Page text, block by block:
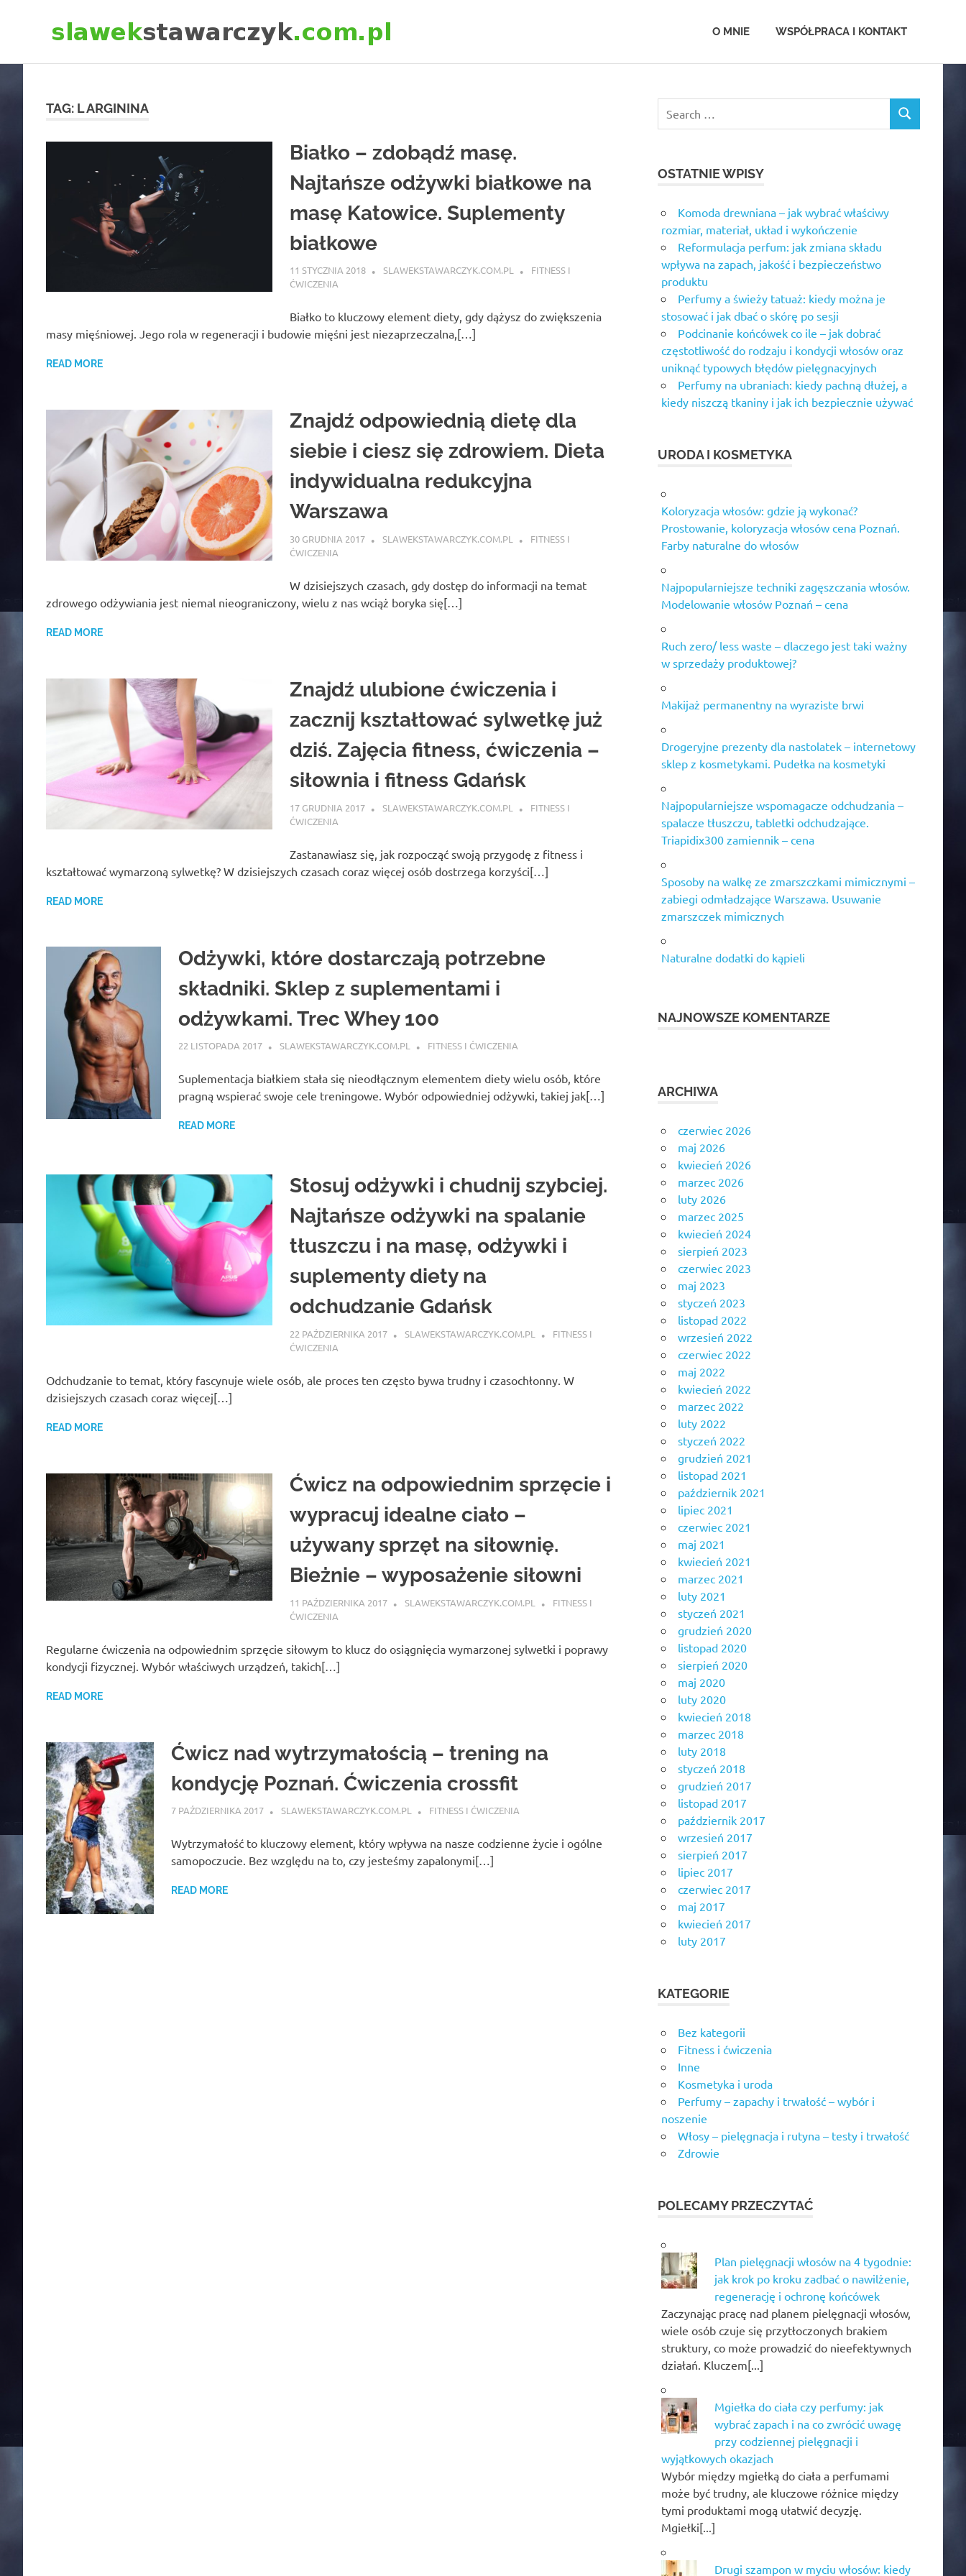
slawekstawarczyk.com.pl
O MNIE WSPÓŁPRACA I KONTAKT
TAG: L ARGININA
Białko – zdobądź masę.
Najtańsze odżywki białkowe na
masę Katowice. Suplementy
białkowe
11 STYCZNIA 2018 SLAWEKSTAWARCZYK.COM.PL
FITNESS I
ĆWICZENIA
Białko to kluczowy element diety, gdy dążysz do zwiększenia
masy mięśniowej. Jego rola w regeneracji i budowie mięśni jest niezaprzeczalna,[…]
READ MORE
Znajdź odpowiednią dietę dla
siebie i ciesz się zdrowiem. Dieta
indywidualna redukcyjna
Warszawa
30 GRUDNIA 2017 SLAWEKSTAWARCZYK.COM.PL
FITNESS I
ĆWICZENIA
W dzisiejszych czasach, gdy dostęp do informacji na temat
zdrowego odżywiania jest niemal nieograniczony, wielu z nas wciąż boryka się[…]
READ MORE
Znajdź ulubione ćwiczenia i
zacznij kształtować sylwetkę już
dziś. Zajęcia fitness, ćwiczenia –
siłownia i fitness Gdańsk
17 GRUDNIA 2017 SLAWEKSTAWARCZYK.COM.PL
FITNESS I
ĆWICZENIA
Zastanawiasz się, jak rozpocząć swoją przygodę z fitness i
kształtować wymarzoną sylwetkę? W dzisiejszych czasach coraz więcej osób dostrzega korzyści[…]
READ MORE
Odżywki, które dostarczają potrzebne
składniki. Sklep z suplementami i
odżywkami. Trec Whey 100
22 LISTOPADA 2017 SLAWEKSTAWARCZYK.COM.PL FITNESS I ĆWICZENIA
Suplementacja białkiem stała się nieodłącznym elementem diety wielu osób, które
pragną wspierać swoje cele treningowe. Wybór odpowiedniej odżywki, takiej jak[…]
READ MORE
Stosuj odżywki i chudnij szybciej.
Najtańsze odżywki na spalanie
tłuszczu i na masę, odżywki i
suplementy diety na
odchudzanie Gdańsk
22 PAŹDZIERNIKA 2017 SLAWEKSTAWARCZYK.COM.PL
FITNESS I
ĆWICZENIA
Odchudzanie to temat, który fascynuje wiele osób, ale proces ten często bywa trudny i czasochłonny. W
dzisiejszych czasach coraz więcej[…]
READ MORE
Ćwicz na odpowiednim sprzęcie i
wypracuj idealne ciało –
używany sprzęt na siłownię.
Bieżnie – wyposażenie siłowni
11 PAŹDZIERNIKA 2017 SLAWEKSTAWARCZYK.COM.PL
FITNESS I
ĆWICZENIA
Regularne ćwiczenia na odpowiednim sprzęcie siłowym to klucz do osiągnięcia wymarzonej sylwetki i poprawy
kondycji fizycznej. Wybór właściwych urządzeń, takich[…]
READ MORE
Ćwicz nad wytrzymałością – trening na
kondycję Poznań. Ćwiczenia crossfit
7 PAŹDZIERNIKA 2017 SLAWEKSTAWARCZYK.COM.PL FITNESS I ĆWICZENIA
Wytrzymałość to kluczowy element, który wpływa na nasze codzienne życie i ogólne
samopoczucie. Bez względu na to, czy jesteśmy zapalonymi[…]
READ MORE
OSTATNIE WPISY
Komoda drewniana – jak wybrać właściwy
rozmiar, materiał, układ i wykończenie
Reformulacja perfum: jak zmiana składu
wpływa na zapach, jakość i bezpieczeństwo
produktu
Perfumy a świeży tatuaż: kiedy można je
stosować i jak dbać o skórę po sesji
Podcinanie końcówek co ile – jak dobrać
częstotliwość do rodzaju i kondycji włosów oraz
uniknąć typowych błędów pielęgnacyjnych
Perfumy na ubraniach: kiedy pachną dłużej, a
kiedy niszczą tkaniny i jak ich bezpiecznie używać
URODA I KOSMETYKA
Koloryzacja włosów: gdzie ją wykonać?
Prostowanie, koloryzacja włosów cena Poznań.
Farby naturalne do włosów
Najpopularniejsze techniki zagęszczania włosów.
Modelowanie włosów Poznań – cena
Ruch zero/ less waste – dlaczego jest taki ważny
w sprzedaży produktowej?
Makijaż permanentny na wyraziste brwi
Drogeryjne prezenty dla nastolatek – internetowy
sklep z kosmetykami. Pudełka na kosmetyki
Najpopularniejsze wspomagacze odchudzania –
spalacze tłuszczu, tabletki odchudzające.
Triapidix300 zamiennik – cena
Sposoby na walkę ze zmarszczkami mimicznymi –
zabiegi odmładzające Warszawa. Usuwanie
zmarszczek mimicznych
Naturalne dodatki do kąpieli
NAJNOWSZE KOMENTARZE
ARCHIWA
czerwiec 2026
maj 2026
kwiecień 2026
marzec 2026
luty 2026
marzec 2025
kwiecień 2024
sierpień 2023
czerwiec 2023
maj 2023
styczeń 2023
listopad 2022
wrzesień 2022
czerwiec 2022
maj 2022
kwiecień 2022
marzec 2022
luty 2022
styczeń 2022
grudzień 2021
listopad 2021
październik 2021
lipiec 2021
czerwiec 2021
maj 2021
kwiecień 2021
marzec 2021
luty 2021
styczeń 2021
grudzień 2020
listopad 2020
sierpień 2020
maj 2020
luty 2020
kwiecień 2018
marzec 2018
luty 2018
styczeń 2018
grudzień 2017
listopad 2017
październik 2017
wrzesień 2017
sierpień 2017
lipiec 2017
czerwiec 2017
maj 2017
kwiecień 2017
luty 2017
KATEGORIE
Bez kategorii
Fitness i ćwiczenia
Inne
Kosmetyka i uroda
Perfumy – zapachy i trwałość – wybór i
noszenie
Włosy – pielęgnacja i rutyna – testy i trwałość
Zdrowie
POLECAMY PRZECZYTAĆ
Plan pielęgnacji włosów na 4 tygodnie:
jak krok po kroku zadbać o nawilżenie,
regenerację i ochronę końcówek
Zaczynając pracę nad planem pielęgnacji włosów,
wiele osób czuje się przytłoczonych brakiem
struktury, co może prowadzić do nieefektywnych
działań. Kluczem[...]
Mgiełka do ciała czy perfumy: jak
wybrać zapach i na co zwrócić uwagę
przy codziennej pielęgnacji i
wyjątkowych okazjach
Wybór między mgiełką do ciała a perfumami
może być trudny, ale kluczowe różnice między
tymi produktami mogą ułatwić decyzję.
Mgiełki[...]
Drugi szampon w myciu włosów: kiedy